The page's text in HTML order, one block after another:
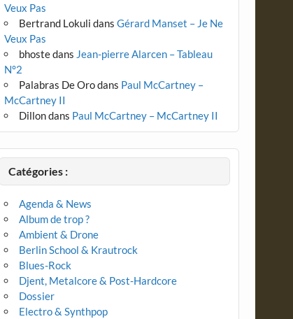
Veux Pas
Bertrand Lokuli dansGérard Manset – Je Ne
Veux Pas
bhostedans Jean-pierre Alarcen – Tableau
N°2
Palabras De Orodans Paul McCartney –
McCartney II
Dillondans Paul McCartney – McCartney II
Catégories :
Agenda & News
Album de trop ?
Ambient & Drone
Berlin School & Krautrock
Blues-Rock
Djent, Metalcore & Post-Hardcore
Dossier
Electro & Synthpop